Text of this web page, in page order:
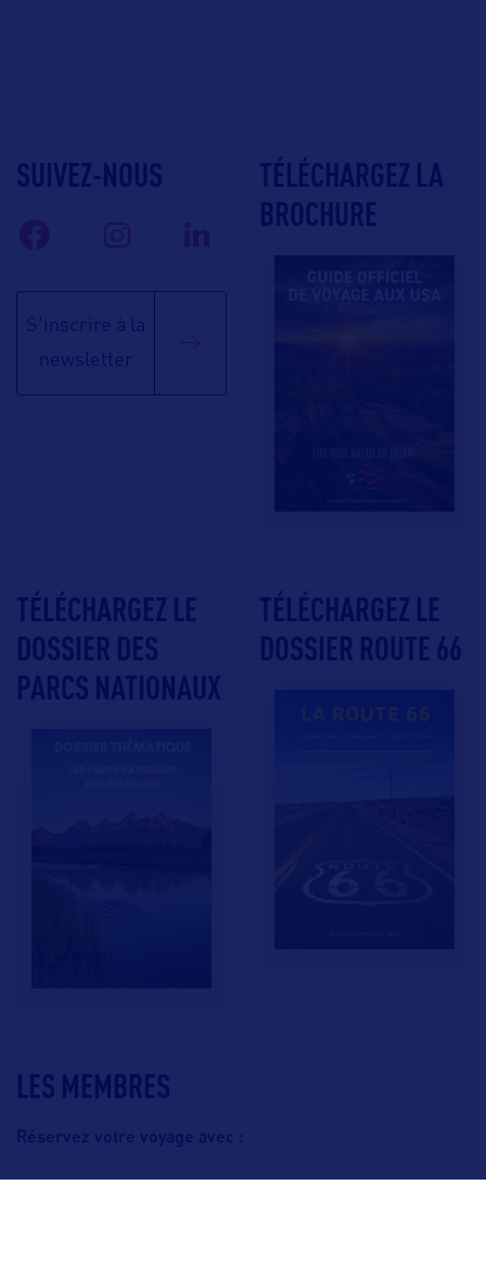
LES MEMBRES
Réservez votre voyage avec :
SUIVEZ-NOUS
S'inscrire à la
newsletter
TÉLÉCHARGEZ LA
BROCHURE
TÉLÉCHARGEZ LE
DOSSIER DES
PARCS NATIONAUX
TÉLÉCHARGEZ LE
DOSSIER ROUTE 66